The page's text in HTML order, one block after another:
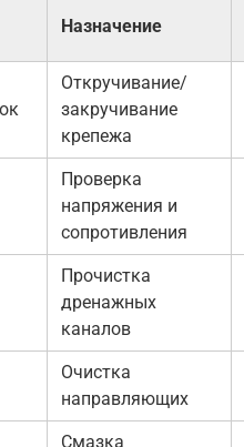
Назначение
Откручивание/
закручивание
крепежа
Проверка
напряжения и
сопротивления
Прочистка
дренажных
каналов
Очистка
направляющих
Смазка